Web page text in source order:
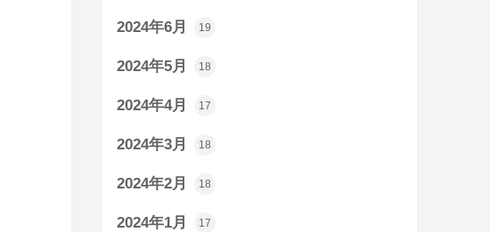
2024年6月 19
2024年5月 18
2024年4月 17
2024年3月 18
2024年2月 18
2024年1月 17